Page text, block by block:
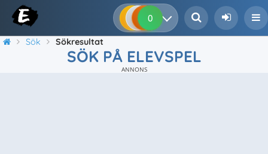
0 0 0
Sök Sökresultat
SÖK PÅ ELEVSPEL
ANNONS